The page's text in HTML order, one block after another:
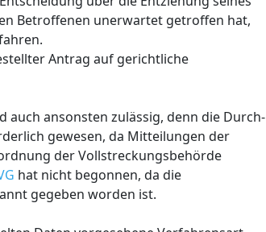
Betroffenen unerwartet getroffen hat,
Antrag auf gerichtliche
auch ansonsten zulässig, denn die Durch-
gewesen, da Mitteilungen der
der Vollstreckungsbehörde
hat nicht begonnen, da die
gegeben worden ist.